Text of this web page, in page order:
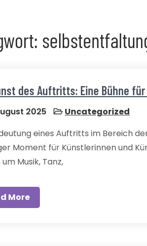
des Auftritts: Eine Bühne
2025
Uncategorized
eines Auftritts im Bereich
Moment für Künstlerinnen und
Musik, Tanz,
More